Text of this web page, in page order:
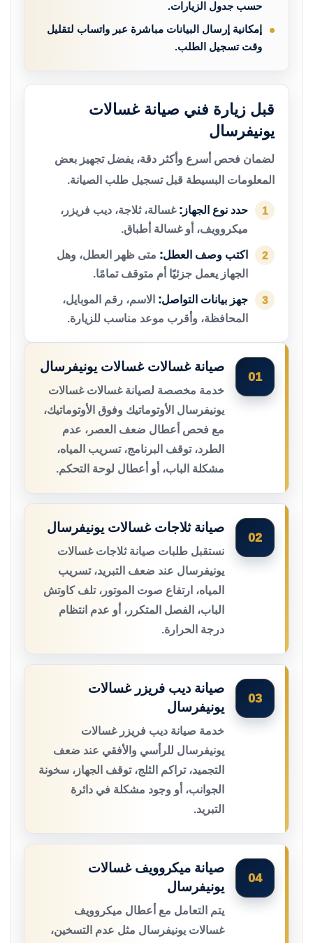
حسب جدول الزيارات.
إمكانية إرسال البيانات مباشرة عبر واتساب لتقليل
وقت تسجيل الطلب.
قبل زيارة فني صيانة غسالات
يونيفرسال
لضمان فحص أسرع وأكثر دقة، يفضل تجهيز بعض
المعلومات البسيطة قبل تسجيل طلب الصيانة.
1 حدد نوع الجهاز: غسالة، ثلاجة، ديب فريزر،
ميكروويف، أو غسالة أطباق.
2 اكتب وصف العطل: متى ظهر العطل، وهل
الجهاز يعمل جزئيًا أم متوقف تمامًا.
3 جهز بيانات التواصل: الاسم، رقم الموبايل،
المحافظة، وأقرب موعد مناسب للزيارة.
01
صيانة غسالات غسالات يونيفرسال
خدمة مخصصة لصيانة غسالات غسالات
يونيفرسال الأوتوماتيك وفوق الأوتوماتيك،
مع فحص أعطال ضعف العصر، عدم
الطرد، توقف البرنامج، تسريب المياه،
مشكلة الباب، أو أعطال لوحة التحكم.
02
صيانة ثلاجات غسالات يونيفرسال
نستقبل طلبات صيانة ثلاجات غسالات
يونيفرسال عند ضعف التبريد، تسريب
المياه، ارتفاع صوت الموتور، تلف كاوتش
الباب، الفصل المتكرر، أو عدم انتظام
درجة الحرارة.
03
صيانة ديب فريزر غسالات
يونيفرسال
خدمة صيانة ديب فريزر غسالات
يونيفرسال للرأسي والأفقي عند ضعف
التجميد، تراكم الثلج، توقف الجهاز، سخونة
الجوانب، أو وجود مشكلة في دائرة
التبريد.
04
صيانة ميكروويف غسالات
يونيفرسال
يتم التعامل مع أعطال ميكروويف
غسالات يونيفرسال مثل عدم التسخين،